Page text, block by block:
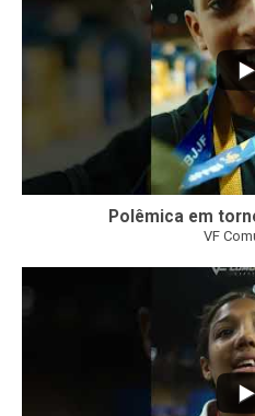
Polêmica em
VF